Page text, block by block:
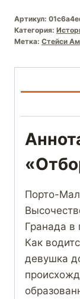
Артикул:
Категория:
Метка: Стейси
Порто-
Гранада в
Как
девушка